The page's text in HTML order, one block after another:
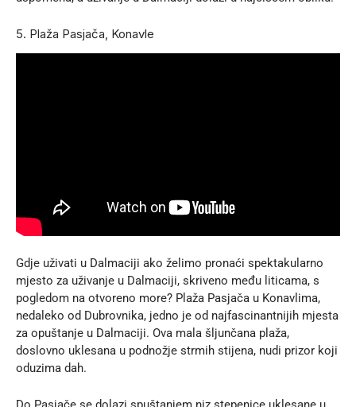
5. Plaža Pasjača, Konavle
Gdje uživati u Dalmaciji ako želimo pronaći spektakularno
mjesto za uživanje u Dalmaciji, skriveno među liticama, s
pogledom na otvoreno more? Plaža Pasjača u Konavlima,
nedaleko od Dubrovnika, jedno je od najfascinantnijih mjesta
za opuštanje u Dalmaciji. Ova mala šljunčana plaža,
doslovno uklesana u podnožje strmih stijena, nudi prizor koji
oduzima dah.